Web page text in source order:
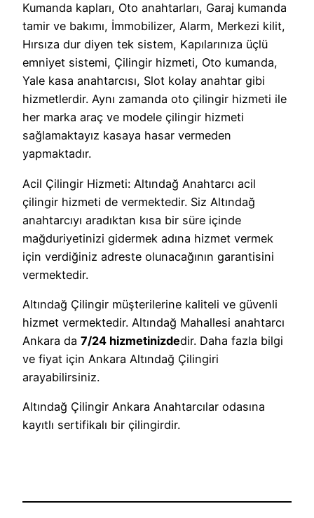
Kumanda kapları, Oto anahtarları, Garaj kumanda
tamir ve bakımı, İmmobilizer, Alarm, Merkezi kilit,
Hırsıza dur diyen tek sistem, Kapılarınıza üçlü
emniyet sistemi, Çilingir hizmeti, Oto kumanda,
Yale kasa anahtarcısı, Slot kolay anahtar gibi
hizmetlerdir. Aynı zamanda oto çilingir hizmeti ile
her marka araç ve modele çilingir hizmeti
sağlamaktayız kasaya hasar vermeden
yapmaktadır.
Acil Çilingir Hizmeti: Altındağ Anahtarcı acil
çilingir hizmeti de vermektedir. Siz Altındağ
anahtarcıyı aradıktan kısa bir süre içinde
mağduriyetinizi gidermek adına hizmet vermek
için verdiğiniz adreste olunacağının garantisini
vermektedir.
Altındağ Çilingir müşterilerine kaliteli ve güvenli
hizmet vermektedir. Altındağ Mahallesi anahtarcı
Ankara da 7/24 hizmetinizdedir. Daha fazla bilgi
ve fiyat için Ankara Altındağ Çilingiri
arayabilirsiniz.
Altındağ Çilingir Ankara Anahtarcılar odasına
kayıtlı sertifikalı bir çilingirdir.